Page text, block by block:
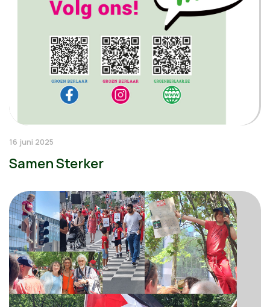
16 juni 2025
Samen Sterker